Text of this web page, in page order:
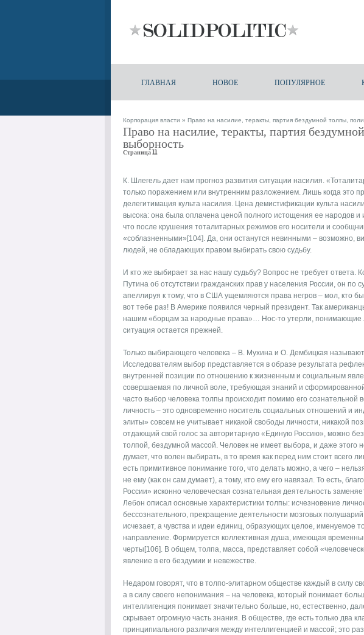
ГЛАВНАЯ НОВОЕ ПОПУЛЯРНОЕ
Корпорация власти » Право на насилие, теракты, партия бездумной толпы,
Право на насилие, теракты, партия
выборность
Страница 11
К. Шлегель дает нам прогноз развития ситуации насилия.
только поражением или внутренним разложением. Лишь когда это
делегитимация культа насилия. Цена демистификации культа
высока: она была оплачена ценой полного истощения ее народов и
что после крушения тоталитарных режимов его носители и
«соблазненными»[104]. Да, они останутся невинными – возможно,
людей, не обладающих правом выбирать свою судьбу.
И кто же выбирает за нас нашу судьбу? Вопрос не требует ответа.
Путина об отсутствии гражданских прав у населения России, он по
апеллируя к тому, что в США ущемляются права негров – мол, кто
вот тебе раз! В Америке появился черный президент. Так
нашим «борцам за народные права»… Нос-то утерли, понимающие
ситуация остается прежней.
Только выбирающего человека – В. Мухина и О. Дембицкая
Исследователям выбор представляется в образе результата
внутренней позиции по отношению к жизненным и социальным
совершаемая по личной воле, требующая знаний и
часто выбор человека толпы происходит помимо его сознательной
личность – это одновременно носитель социальных отношений и
элиты» совсем не учитывает никакой свободы личности, никакой
отдающий свой голос за авторитарную «Единую Россию», можно без
толпой, бездумной массой. Человек не имеет выбора, и даже этого
думает, что волен выбирать, в то время как перед ним стоит всего
есть примитивное понимание того, что делать можно, а чего –
не ему (как он сам думает), а тому, кто ему его навязал. То есть,
России» исконно человеческая сознательная деятельность
Лебон описал основные характеристики толпы: исчезновение
бессознательного, прекращение деятельности мозговых
исчезает, а чувства и идеи единиц, образующих целое, именуемое
направление. Формируется коллективная душа, имеющая
черты[106]. В общем, толпа, масса, представляет собой
явление в его бездумии и невежестве.
Недаром говорят, что в толпо-элитарном обществе каждый в силу
а в силу своего непонимания – на человека, который понимает
интеллигенция понимает значительно больше, но, естественно,
скрывает огромную часть знания. В обществе, где есть только два
принципиального различия между интеллигенцией и массой; это